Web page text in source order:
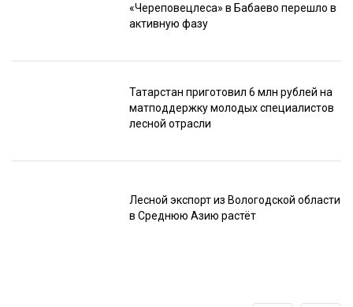
«Череповецлеса» в Бабаево перешло в
активную фазу
Татарстан приготовил 6 млн рублей на
матподдержку молодых специалистов
лесной отрасли
Лесной экспорт из Вологодской области
в Среднюю Азию растёт